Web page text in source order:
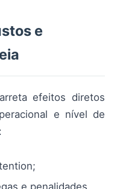
e
efeitos diretos
e nível de
e penalidades